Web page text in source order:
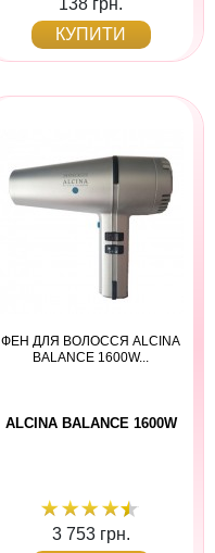
138 грн.
КУПИТИ
ФЕН ДЛЯ ВОЛОССЯ ALCINA
BALANCE 1600W...
ALCINA BALANCE 1600W
3 753 грн.